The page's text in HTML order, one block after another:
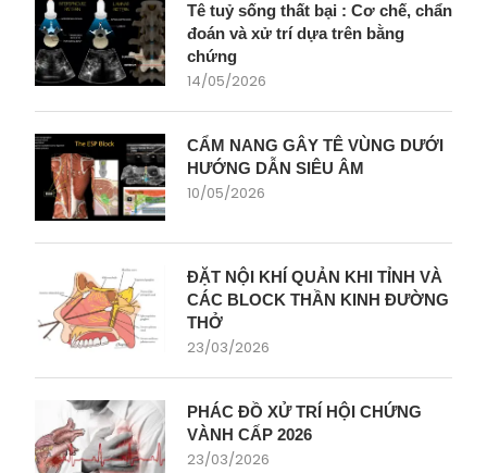
Tê tuỷ sống thất bại : Cơ chế, chẩn
đoán và xử trí dựa trên bằng
chứng
14/05/2026
CẨM NANG GÂY TÊ VÙNG DƯỚI
HƯỚNG DẪN SIÊU ÂM
10/05/2026
ĐẶT NỘI KHÍ QUẢN KHI TỈNH VÀ
CÁC BLOCK THẦN KINH ĐƯỜNG
THỞ
23/03/2026
PHÁC ĐỒ XỬ TRÍ HỘI CHỨNG
VÀNH CẤP 2026
23/03/2026